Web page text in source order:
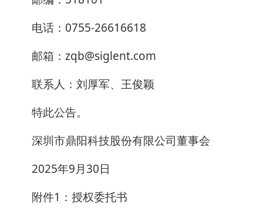
电话：0755-26616618
邮箱：zqb@siglent.com
联系人：刘厚军、王俊颖
特此公告。
深圳市鼎阳科技股份有限公司董事会
2025年9月30日
附件1：授权委托书